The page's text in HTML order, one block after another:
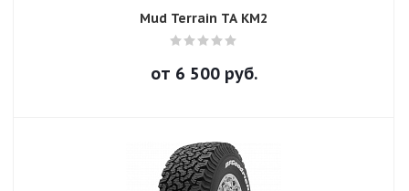
Mud Terrain TA KM2
от 6 500руб.